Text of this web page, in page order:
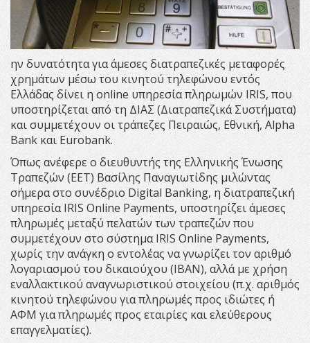
ην δυνατότητα για άμεσες διατραπεζικές μεταφορές
χρημάτων μέσω του κινητού τηλεφώνου εντός
Ελλάδας δίνει η online υπηρεσία πληρωμών IRIS, που
υποστηρίζεται από τη ΔΙΑΣ (Διατραπεζικά Συστήματα)
και συμμετέχουν οι τράπεζες Πειραιώς, Εθνική, Alpha
Bank και Eurobank.
Όπως ανέφερε ο διευθυντής της Ελληνικής Ένωσης
Τραπεζών (ΕΕΤ) Βασίλης Παναγιωτίδης μιλώντας
σήμερα στο συνέδριο Digital Banking, η διατραπεζική
υπηρεσία IRIS Online Payments, υποστηρίζει άμεσες
πληρωμές μεταξύ πελατών των τραπεζών που
συμμετέχουν στο σύστημα IRIS Online Payments,
χωρίς την ανάγκη ο εντολέας να γνωρίζει τον αριθμό
λογαριασμού του δικαιούχου (IBAN), αλλά με χρήση
εναλλακτικού αναγνωριστικού στοιχείου (π.χ. αριθμός
κινητού τηλεφώνου για πληρωμές προς ιδιώτες ή
ΑΦΜ για πληρωμές προς εταιρίες και ελεύθερους
επαγγελματίες).